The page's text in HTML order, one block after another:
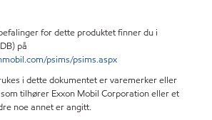
for dette produktet finner du i
på
psims/psims.aspx
i dette dokumentet er varemerker eller
tilhører Exxon Mobil Corporation eller et
noe annet er angitt.